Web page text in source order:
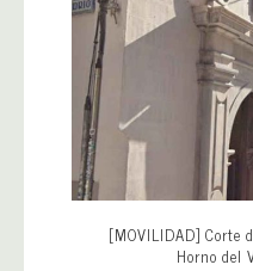
[MOVILIDAD]
Horno del